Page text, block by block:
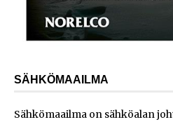
SÄHKÖMAAILMA
Sähkömaailma on sähköalan